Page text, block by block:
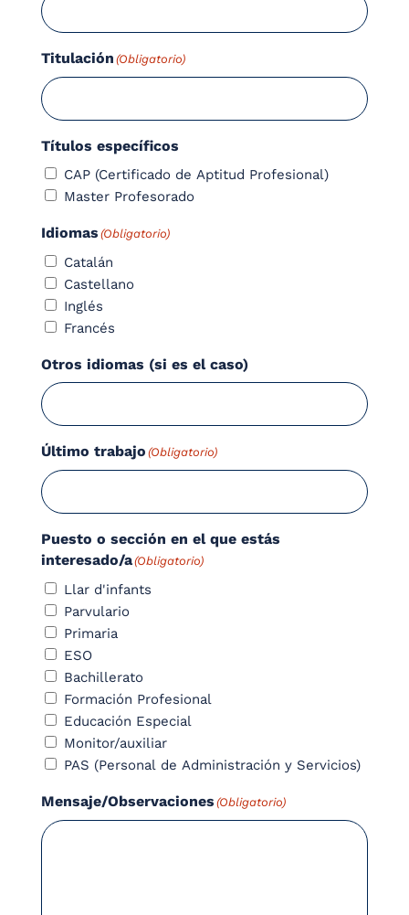
Titulación (Obligatorio)
Títulos específicos
CAP (Certificado de Aptitud Profesional)
Master Profesorado
Idiomas (Obligatorio)
Catalán
Castellano
Inglés
Francés
Otros idiomas (si es el caso)
Último trabajo (Obligatorio)
Puesto o sección en el que estás
interesado/a(Obligatorio)
Llar d'infants
Parvulario
Primaria
ESO
Bachillerato
Formación Profesional
Educación Especial
Monitor/auxiliar
PAS (Personal de Administración y Servicios)
Mensaje/Observaciones (Obligatorio)